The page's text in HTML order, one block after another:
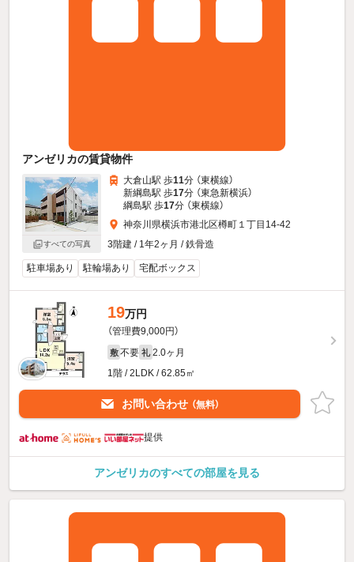
アンゼリカの賃貸物件
すべての写真
大倉山駅 歩11分 （東横線）
新綱島駅 歩17分 （東急新横浜）
綱島駅 歩17分 （東横線）
神奈川県横浜市港北区樽町１丁目14-42
3階建 / 1年2ヶ月 / 鉄骨造
駐車場あり 駐輪場あり 宅配ボックス
19万円
（管理費9,000円）
敷 不要 礼 2.0ヶ月
1階 / 2LDK / 62.85㎡
お問い合わせ （無料）
提供
アンゼリカのすべての部屋を見る